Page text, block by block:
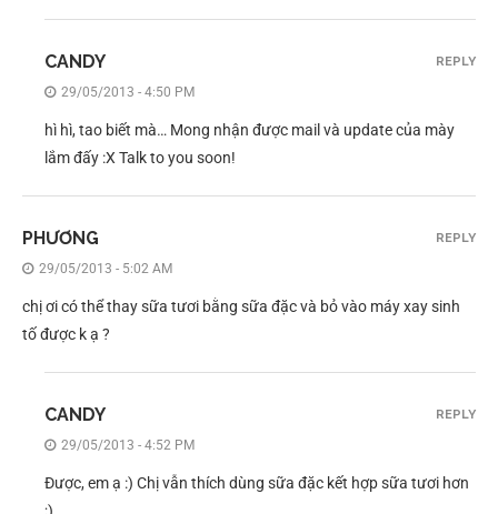
CANDY
29/05/2013 - 4:50 PM
hì hì, tao biết mà… Mong nhận được mail và update của mày
lắm đấy :X Talk to you soon!
REPLY
PHƯƠNG
29/05/2013 - 5:02 AM
chị ơi có thể thay sữa tươi bằng sữa đặc và bỏ vào máy xay sinh
tố được k ạ ?
REPLY
CANDY
29/05/2013 - 4:52 PM
Được, em ạ :) Chị vẫn thích dùng sữa đặc kết hợp sữa tươi hơn
;)
REPLY